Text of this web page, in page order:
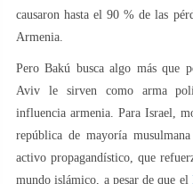
causaron hasta el 90 % de las
Armenia.
Pero Bakú busca algo más que
Aviv le sirven como arma
influencia armenia. Para Israel,
república de mayoría
activo propagandístico, que
mundo islámico, a pesar de que el